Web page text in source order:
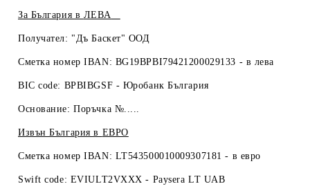
За България в ЛЕВА
Получател: "Дъ Баскет" ООД
Сметка номер IBAN: BG19BPBI79421200029133 - в лева
BIC code: BPBIBGSF - Юробанк България
Основание: Поръчка №.....
Извън България в ЕВРО
Сметка номер IBAN: LT543500010009307181 - в евро
Swift code: EVIULT2VXXX - Paysera LT UAB